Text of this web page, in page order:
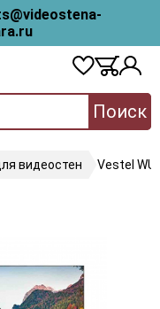
Поиск
видеостен Vestel